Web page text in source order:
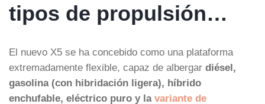
tipos de propulsión…
El nuevo X5 se ha concebido como una plataforma
extremadamente flexible, capaz de albergar diésel,
gasolina (con hibridación ligera), híbrido
enchufable, eléctrico puro y la variante de